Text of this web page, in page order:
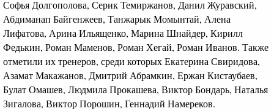
Софья Долгополова, Серик Темиржанов, Данил Журавский,
Абдиманап Байгенжеев, Танжарык Момынтай, Алена
Лифатова, Арина Ильященко, Марина Шнайдер, Кирилл
Федькин, Роман Маменов, Роман Хегай, Роман Иванов. Также
отметили их тренеров, среди которых Екатерина Свиридова,
Азамат Макажанов, Дмитрий Абрамкин, Ержан Кистаубаев,
Булат Омашев, Людмила Прокашева, Виктор Бондарь, Наталья
Зигалова, Виктор Порошин, Геннадий Намереков.